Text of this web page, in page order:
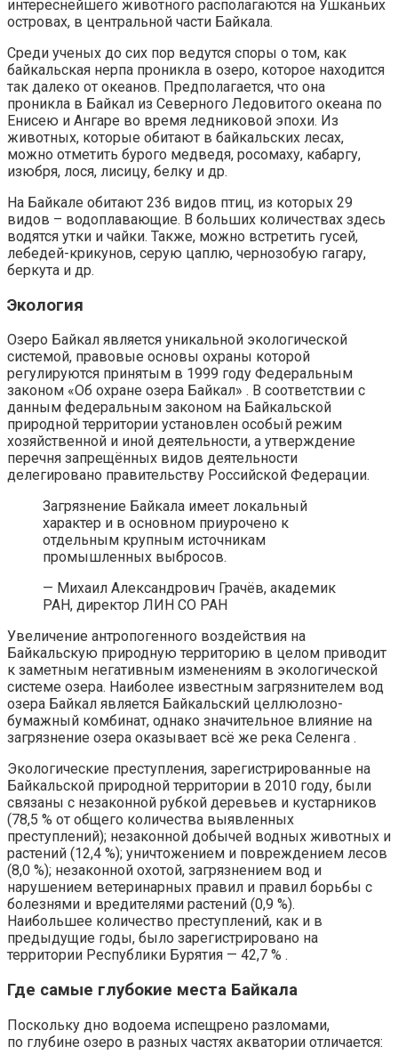
интереснейшего животного располагаются на Ушканьих
островах, в центральной части Байкала.
Среди ученых до сих пор ведутся споры о том, как
байкальская нерпа проникла в озеро, которое находится
так далеко от океанов. Предполагается, что она
проникла в Байкал из Северного Ледовитого океана по
Енисею и Ангаре во время ледниковой эпохи. Из
животных, которые обитают в байкальских лесах,
можно отметить бурого медведя, росомаху, кабаргу,
изюбря, лося, лисицу, белку и др.
На Байкале обитают 236 видов птиц, из которых 29
видов – водоплавающие. В больших количествах здесь
водятся утки и чайки. Также, можно встретить гусей,
лебедей-крикунов, серую цаплю, чернозобую гагару,
беркута и др.
Экология
Озеро Байкал является уникальной экологической
системой, правовые основы охраны которой
регулируются принятым в 1999 году Федеральным
законом «Об охране озера Байкал» . В соответствии с
данным федеральным законом на Байкальской
природной территории установлен особый режим
хозяйственной и иной деятельности, а утверждение
перечня запрещённых видов деятельности
делегировано правительству Российской Федерации.
Загрязнение Байкала имеет локальный
характер и в основном приурочено к
отдельным крупным источникам
промышленных выбросов.
— Михаил Александрович Грачёв, академик
РАН, директор ЛИН СО РАН
Увеличение антропогенного воздействия на
Байкальскую природную территорию в целом приводит
к заметным негативным изменениям в экологической
системе озера. Наиболее известным загрязнителем вод
озера Байкал является Байкальский целлюлозно-
бумажный комбинат, однако значительное влияние на
загрязнение озера оказывает всё же река Селенга .
Экологические преступления, зарегистрированные на
Байкальской природной территории в 2010 году, были
связаны с незаконной рубкой деревьев и кустарников
(78,5 % от общего количества выявленных
преступлений); незаконной добычей водных животных и
растений (12,4 %); уничтожением и повреждением лесов
(8,0 %); незаконной охотой, загрязнением вод и
нарушением ветеринарных правил и правил борьбы с
болезнями и вредителями растений (0,9 %).
Наибольшее количество преступлений, как и в
предыдущие годы, было зарегистрировано на
территории Республики Бурятия — 42,7 % .
Где самые глубокие места Байкала
Поскольку дно водоема испещрено разломами,
по глубине озеро в разных частях акватории отличается: